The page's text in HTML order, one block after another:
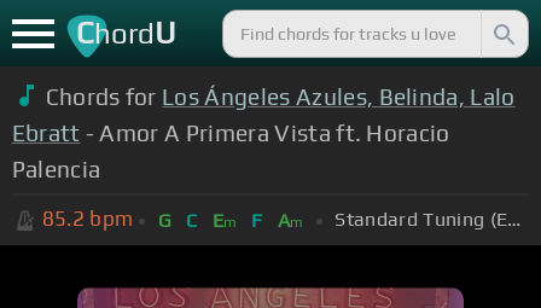
ChordU
Chords for Los Ángeles Azules, Belinda, Lalo
Ebratt - Amor A Primera Vista ft. Horacio
Palencia
85.2 bpm G C Em F Am Standard Tuning (EADGBE)